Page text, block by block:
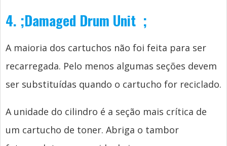
4. ;Damaged Drum Unit ;
A maioria dos cartuchos não foi feita para ser
recarregada. Pelo menos algumas seções devem
ser substituídas quando o cartucho for reciclado.
A unidade do cilindro é a seção mais crítica de
um cartucho de toner. Abriga o tambor